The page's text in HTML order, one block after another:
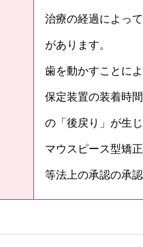
治療の経過によっ
があります。
歯を動かすことに
保定装置の装着時
の「後戻り」が生
マウスピース型矯
等法上の承認の承